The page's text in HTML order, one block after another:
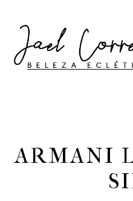
ARMANI